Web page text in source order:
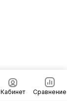
Кабинет Сравнение